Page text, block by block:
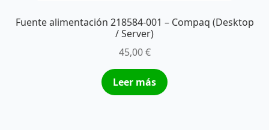
Fuente alimentación 218584-001 – Compaq (Desktop
/ Server)
45,00€
Leer más